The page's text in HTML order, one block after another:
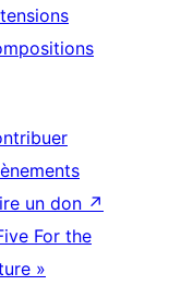
un don ↗
For the
»